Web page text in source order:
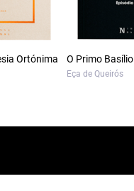
Ortónima
O Primo Basílio
Eça de Queirós